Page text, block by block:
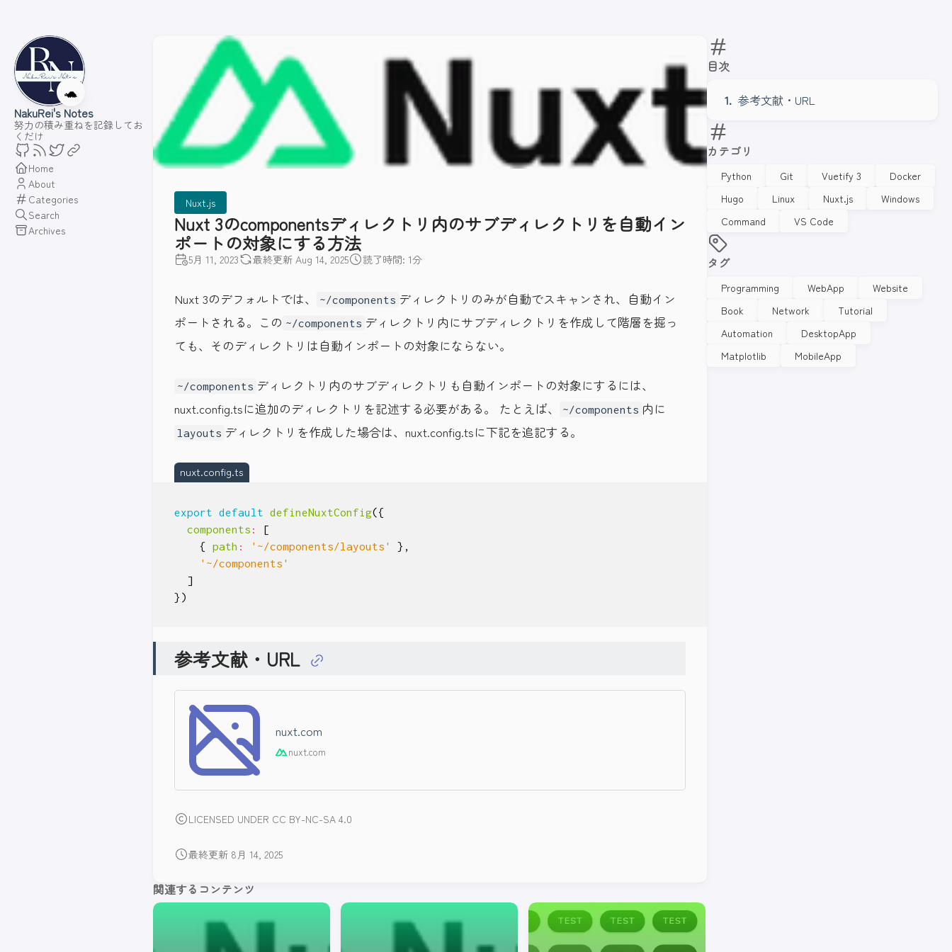
🐢
NakuRei's Notes
努力の積み重ねを記録してお
くだけ
Home
About
Categories
Search
Archives
目次
参考文献・URL
カテゴリ
Python Git Vuetify 3
Docker
Hugo
Linux Nuxt.js
Windows
Command
VS Code
タグ
Programming WebApp
Website
Book
Network
Tutorial
Automation
DesktopApp
Matplotlib
MobileApp
Nuxt.js
Nuxt 3のcomponentsディレクトリ内のサブディレクトリを自動イン
ポートの対象にする方法
5月 11, 2023 最終更新 Aug 14, 2025 読了時間: 1分
Nuxt 3のデフォルトでは、 ~/components ディレクトリのみが自動でスキャンされ、自動イン
ポートされる。この ~/components ディレクトリ内にサブディレクトリを作成して階層を掘っ
ても、そのディレクトリは自動インポートの対象にならない。
~/components ディレクトリ内のサブディレクトリも自動インポートの対象にするには、
nuxt.config.tsに追加のディレクトリを記述する必要がある。 たとえば、
~/components 内に
layouts ディレクトリを作成した場合は、nuxt.config.tsに下記を追記する。
nuxt.config.ts
export default defineNuxtConfig({
components :
[
{
path : '~/components/layouts'
},
'~/components'
]
})
参考文献・URL
nuxt.com
nuxt.com
LICENSED UNDER CC BY-NC-SA 4.0
最終更新 8月 14, 2025
関連するコンテンツ